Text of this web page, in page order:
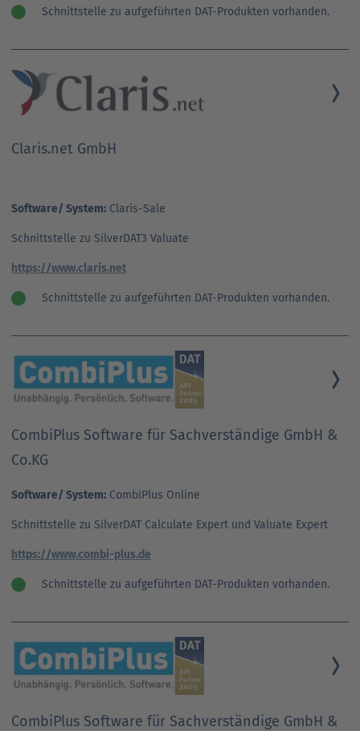
Schnittstelle zu aufgeführten DAT-Produkten vorhanden.
Claris.net GmbH
Software/ System: Claris-Sale
Schnittstelle zu SilverDAT3 Valuate
https://www.claris.net
Schnittstelle zu aufgeführten DAT-Produkten vorhanden.
CombiPlus Software für Sachverständige GmbH &
Co.KG
Software/ System: CombiPlus Online
Schnittstelle zu SilverDAT Calculate Expert und Valuate Expert
https://www.combi-plus.de
Schnittstelle zu aufgeführten DAT-Produkten vorhanden.
CombiPlus Software für Sachverständige GmbH &